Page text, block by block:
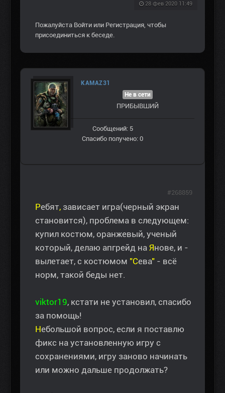
28 фев 2020 11:49
Пожалуйста Войти или Регистрация, чтобы
присоединиться к беседе.
KAMAZ31
Не в сети
ПРИБЫВШИЙ
Сообщений: 5
Спасибо получено: 0
Ребят, зависает игра(черный экран
становится), проблема в следующем:
купил костюм, оранжевый, ученый
который, делаю апгрейд на Янове, и -
вылетает, с костюмом "Сева" - всё
норм, такой беды нет.
viktor19, кстати не установил, спасибо
за помощь!
Небольшой вопрос, если я поставлю
фикс на установленную игру с
сохранениями, игру заново начинать
или можно дальше продолжать?
#268859